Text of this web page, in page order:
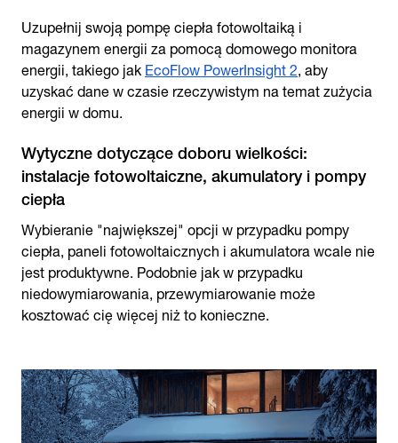
Uzupełnij swoją pompę ciepła fotowoltaiką i
magazynem energii za pomocą domowego monitora
energii, takiego jak EcoFlow PowerInsight 2, aby
uzyskać dane w czasie rzeczywistym na temat zużycia
energii w domu.
Wytyczne dotyczące doboru wielkości:
instalacje fotowoltaiczne, akumulatory i pompy
ciepła
Wybieranie "największej" opcji w przypadku pompy
ciepła, paneli fotowoltaicznych i akumulatora wcale nie
jest produktywne. Podobnie jak w przypadku
niedowymiarowania, przewymiarowanie może
kosztować cię więcej niż to konieczne.